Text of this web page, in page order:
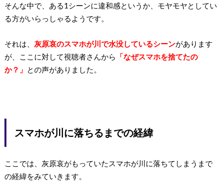
そんな中で、ある1シーンに違和感というか、モヤモヤとしてい
る方がいらっしゃるようです。
それは、 灰原哀のスマホが川で水没しているシーンがあります
が、ここに対して視聴者さんから
「なぜスマホを捨てたの
か？」
との声がありました。
スマホが川に落ちるまでの経緯
ここでは、灰原哀がもっていたスマホが川に落ちてしまうまで
の経緯をみていきます。